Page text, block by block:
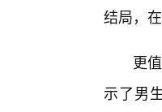
结局，
更
示了男